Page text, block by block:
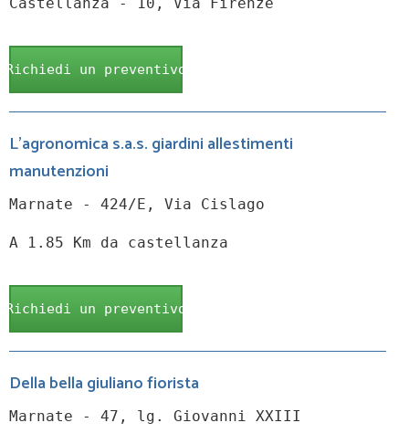
Castellanza - 10, Via Firenze
Richiedi un preventivo
L'agronomica s.a.s. giardini allestimenti
manutenzioni
Marnate - 424/E, Via Cislago
A 1.85 Km da castellanza
Richiedi un preventivo
Della bella giuliano fiorista
Marnate - 47, lg. Giovanni XXIII